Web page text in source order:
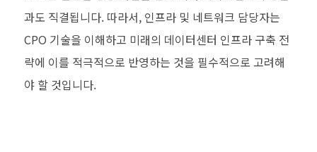
과도 직결됩니다. 따라서, 인프라 및 네트워크 담당자는
CPO 기술을 이해하고 미래의 데이터센터 인프라 구축 전
략에 이를 적극적으로 반영하는 것을 필수적으로 고려해
야 할 것입니다.